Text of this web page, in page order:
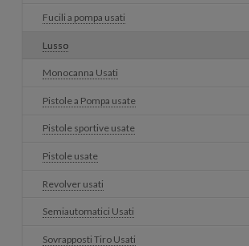
Fucili a pompa usati
Lusso
Monocanna Usati
Pistole a Pompa usate
Pistole sportive usate
Pistole usate
Revolver usati
Semiautomatici Usati
Sovrapposti Tiro Usati